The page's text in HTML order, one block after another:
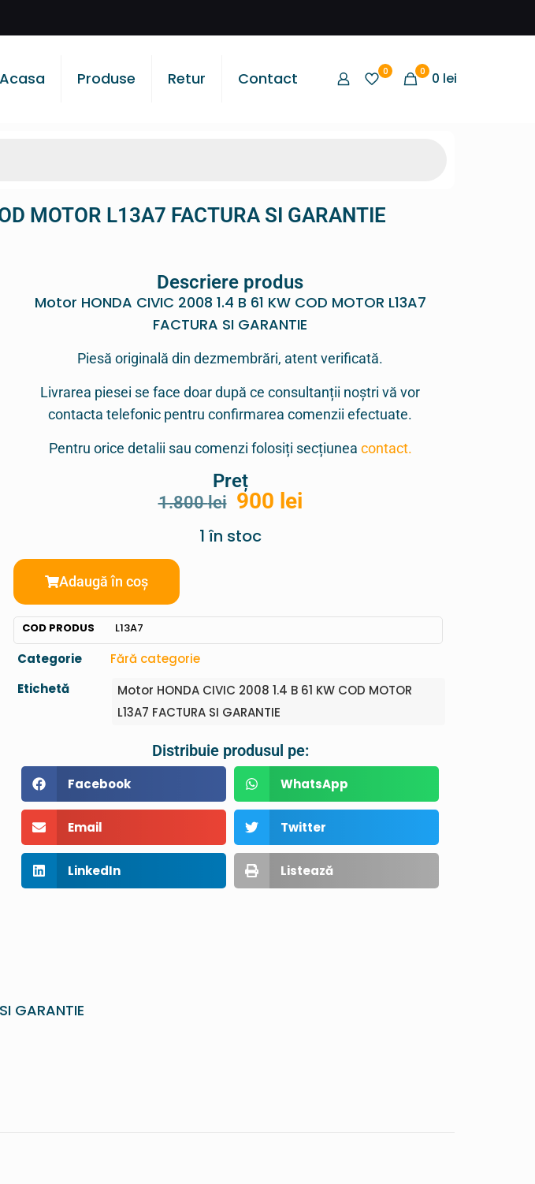
Acasa Produse Retur Contact 0 0 0 lei
MOTOR L13A7 FACTURA SI GARANTIE
Descriere produs
Motor HONDA CIVIC 2008 1.4 B 61 KW COD MOTOR L13A7
FACTURA SI GARANTIE
Piesă originală din dezmembrări, atent verificată.
Livrarea piesei se face doar după ce consultanții noștri vă vor
contacta telefonic pentru confirmarea comenzii efectuate.
Pentru orice detalii sau comenzi folosiți secțiunea contact.
Preț
1.800lei 900 lei
1 în stoc
Adaugă în coș
COD PRODUS L13A7
Categorie
Fără categorie
Etichetă
Motor HONDA CIVIC 2008 1.4 B 61 KW COD MOTOR
L13A7 FACTURA SI GARANTIE
Distribuie produsul pe:
Facebook WhatsApp
Email Twitter
LinkedIn Listează
GARANTIE